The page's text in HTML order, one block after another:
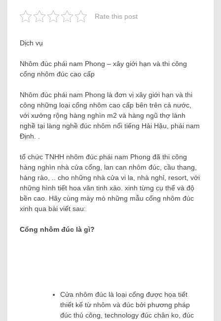
Rate this post
Dịch vụ
Nhôm đúc phái nam Phong – xây giới hạn và thi công
cổng nhôm đúc cao cấp
Nhôm đúc phái nam Phong là đơn vị xây giới hạn và thi
công những loại cổng nhôm cao cấp bên trên cả nước,
với xưởng rộng hàng nghìn m2 và hàng ngũ thợ lành
nghề tại làng nghề đúc nhôm nổi tiếng Hải Hậu, phái nam
Định. .
tổ chức TNHH nhôm đúc phái nam Phong đã thi công
hàng nghìn nhà cửa cổng, lan can nhôm đúc, cầu thang,
hàng rào, .. cho những nhà cửa vi la, nhà nghỉ, resort, với
những hình tiết hoa văn tinh xảo. xinh từng cụ thể và độ
bền cao. Hãy cùng mày mò những mẫu cổng nhôm đúc
xinh qua bài viết sau:
Cổng nhôm đúc là gì?
Cửa nhôm đúc là loại cổng được họa tiết
thiết kế từ nhôm và đúc bởi phương pháp
đúc thủ công, technology đúc chân ko, đúc